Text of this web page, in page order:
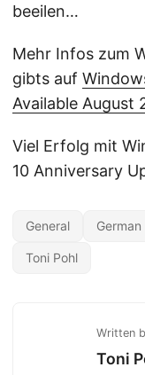
beeilen…
Mehr Infos zum
gibts auf
Available August
Viel Erfolg mit
10 Anniversary
General German
Toni Pohl
Written
Toni